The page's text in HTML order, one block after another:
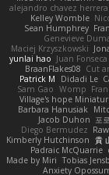
alejandro chavez herrera
Kelley Womble
Sean Humphrey
Genevieve
Maciej Krzyszkowski
yunlai hao Juan Fonseca
BraanFlakes08 Cut
Patrick M
Didadi Le
Sam Gao Womp
Village's hope
Barbara Hanusiak
Jacob Duhon 포
Diego Bermudez
Kimberly Hutchinson 貴
Padraic McQuarrie
Made by Miri Tobias
Anxiety